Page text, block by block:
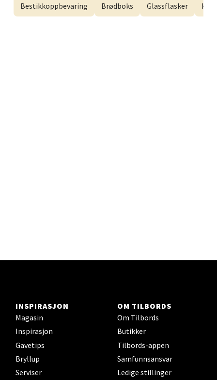
Bestikkoppbevaring Brødboks Glassflasker
INSPIRASJON
Magasin
Inspirasjon
Gavetips
Bryllup
Serviser
OM TILBORDS
Om Tilbords
Butikker
Tilbords-appen
Samfunnsansvar
Ledige stillinger
Gjøvik - CC Gjøvik
Åpent i dag 10-20